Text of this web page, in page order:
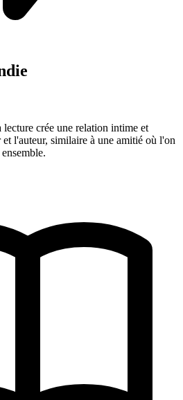
crée une relation intime et
l'auteur, similaire à une amitié où l'on